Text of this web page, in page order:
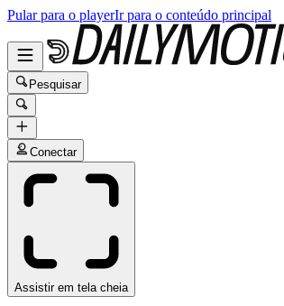
Pular para o playerIr para o conteúdo principal
Pesquisar
Conectar
Assistir em tela cheia